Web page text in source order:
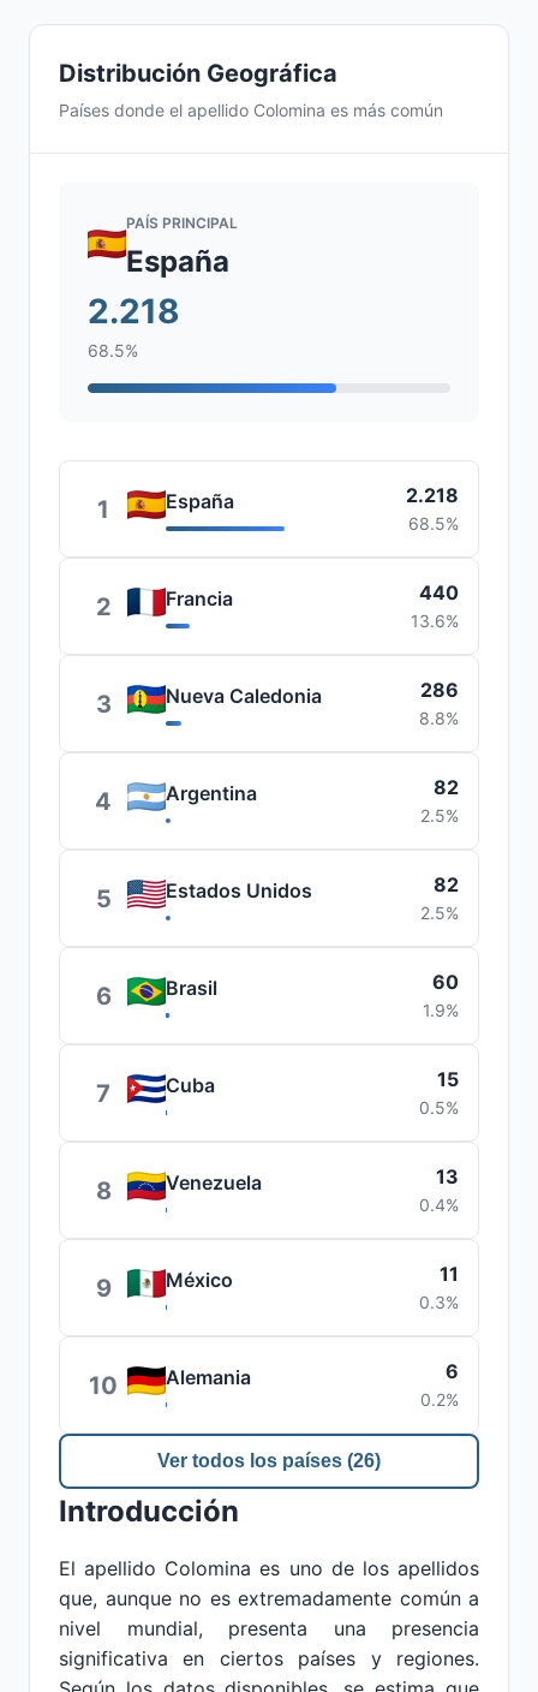
Distribución Geográfica
Países donde el apellido Colomina es más común
PAÍS PRINCIPAL
España
2.218
68.5%
1 España 2.218
68.5%
2 Francia 440
13.6%
3 Nueva Caledonia 286
8.8%
4 Argentina 82
2.5%
5 Estados Unidos 82
2.5%
6 Brasil 60
1.9%
7 Cuba 15
0.5%
8 Venezuela 13
0.4%
9 México 11
0.3%
10 Alemania 6
0.2%
Ver todos los países (26)
Introducción
El apellido Colomina es uno de los apellidos
que, aunque no es extremadamente común a
nivel mundial, presenta una presencia
significativa en ciertos países y regiones.